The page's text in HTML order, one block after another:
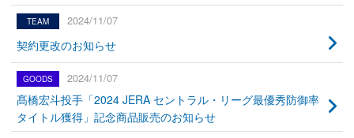
2024/11/07
契約更改のお知らせ
2024/11/07
髙橋宏斗投手「2024 JERA セントラル・リーグ最優秀防御率
タイトル獲得」記念商品販売のお知らせ